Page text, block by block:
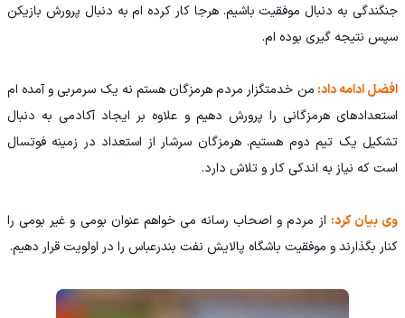
جنگندگی به دنبال موفقیت باشیم. هرجا کار کرده ام به دنبال پرورش بازیکن
سپس نتیجه گیری بوده ام.
افضل ادامه داد: من خدمتگزار مردم هرمزگان هستم نه یک سرمربی و آمده ام
استعدادهای هرمزگانی را پرورش دهیم و علاوه بر ایجاد آکادمی به دنبال
تشکیل یک تیم دوم هستیم. هرمزگان سرشار از استعداد در زمینه فوتسال
است که نیاز به اندکی کار و تلاش دارد.
وی بیان کرد: از مردم و اصحاب رسانه می خواهم عنوان بومی و غیر بومی را
کنار بگذارند و موفقیت باشگاه پالایش نفت بندرعباس را در اولویت قرار دهیم.